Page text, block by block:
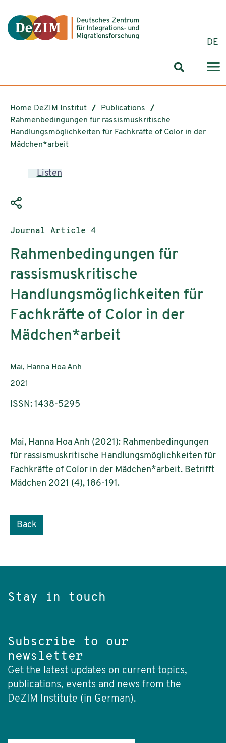
DE
Search
Home DeZIM Institut
Publications
Rahmenbedingungen für rassismuskritische
Handlungsmöglichkeiten für Fachkräfte of Color in der
Mädchen*arbeit
Listen
Publication type:
Journal Article 4
Rahmenbedingungen für
rassismuskritische
Handlungsmöglichkeiten für
Fachkräfte of Color in der
Mädchen*arbeit
Authors:
Mai, Hanna Hoa Anh
Publication year:
2021
ISSN: 1438-5295
Mai, Hanna Hoa Anh (2021): Rahmenbedingungen
für rassismuskritische Handlungsmöglichkeiten für
Fachkräfte of Color in der Mädchen*arbeit. Betrifft
Mädchen 2021 (4), 186-191.
Back
Stay in touch
Subscribe to our
newsletter
Get the latest updates on current topics,
publications, events and news from the
DeZIM Institute (in German).